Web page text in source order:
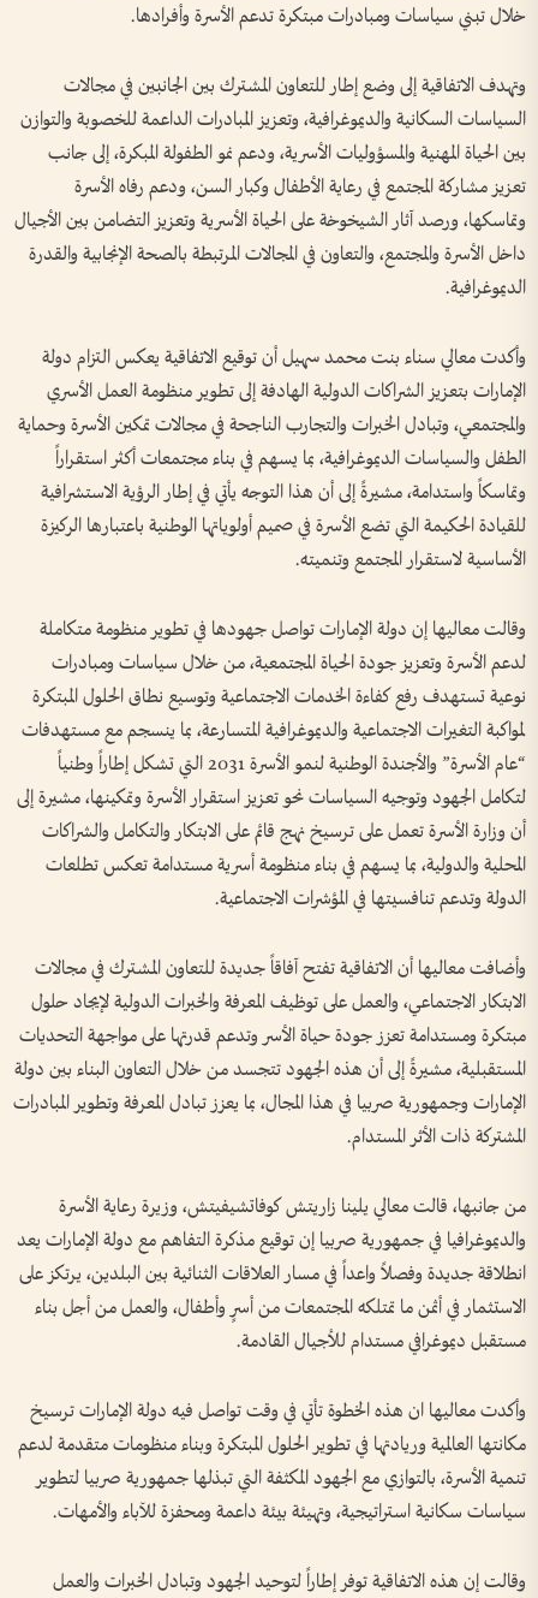
خلال تبني سياسات ومبادرات مبتكرة تدعم الأسرة وأفرادها.
وتهدف الاتفاقية إلى وضع إطار للتعاون المشترك بين الجانبين في مجالات
السياسات السكانية والديموغرافية، وتعزيز المبادرات الداعمة للخصوبة والتوازن
بين الحياة المهنية والمسؤوليات الأسرية، ودعم نمو الطفولة المبكرة، إلى جانب
تعزيز مشاركة المجتمع في رعاية الأطفال وكبار السن، ودعم رفاه الأسرة
وتماسكها، ورصد آثار الشيخوخة على الحياة الأسرية وتعزيز التضامن بين الأجيال
داخل الأسرة والمجتمع، والتعاون في المجالات المرتبطة بالصحة الإنجابية والقدرة
الديموغرافية.
وأكدت معالي سناء بنت محمد سهيل أن توقيع الاتفاقية يعكس التزام دولة
الإمارات بتعزيز الشراكات الدولية الهادفة إلى تطوير منظومة العمل الأسري
والمجتمعي، وتبادل الخبرات والتجارب الناجحة في مجالات تمكين الأسرة وحماية
الطفل والسياسات الديموغرافية، بما يسهم في بناء مجتمعات أكثر استقراراً
وتماسكاً واستدامة، مشيرةً إلى أن هذا التوجه يأتي في إطار الرؤية الاستشرافية
للقيادة الحكيمة التي تضع الأسرة في صميم أولوياتها الوطنية باعتبارها الركيزة
الأساسية لاستقرار المجتمع وتنميته.
وقالت معاليها إن دولة الإمارات تواصل جهودها في تطوير منظومة متكاملة
لدعم الأسرة وتعزيز جودة الحياة المجتمعية، من خلال سياسات ومبادرات
نوعية تستهدف رفع كفاءة الخدمات الاجتماعية وتوسيع نطاق الحلول المبتكرة
لمواكبة التغيرات الاجتماعية والديموغرافية المتسارعة، بما ينسجم مع مستهدفات
“عام الأسرة” والأجندة الوطنية لنمو الأسرة 2031 التي تشكل إطاراً وطنياً
لتكامل الجهود وتوجيه السياسات نحو تعزيز استقرار الأسرة وتمكينها، مشيرة إلى
أن وزارة الأسرة تعمل على ترسيخ نهج قائم على الابتكار والتكامل والشراكات
المحلية والدولية، بما يسهم في بناء منظومة أسرية مستدامة تعكس تطلعات
الدولة وتدعم تنافسيتها في المؤشرات الاجتماعية.
وأضافت معاليها أن الاتفاقية تفتح آفاقاً جديدة للتعاون المشترك في مجالات
الابتكار الاجتماعي، والعمل على توظيف المعرفة والخبرات الدولية لإيجاد حلول
مبتكرة ومستدامة تعزز جودة حياة الأسر وتدعم قدرتها على مواجهة التحديات
المستقبلية، مشيرةً إلى أن هذه الجهود تتجسد من خلال التعاون البناء بين دولة
الإمارات وجمهورية صربيا في هذا المجال، بما يعزز تبادل المعرفة وتطوير المبادرات
المشتركة ذات الأثر المستدام.
من جانبها، قالت معالي يلينا زاريتش كوفاتشيفيتش، وزيرة رعاية الأسرة
والديموغرافيا في جمهورية صربيا إن توقيع مذكرة التفاهم مع دولة الإمارات يعد
انطلاقة جديدة وفصلاً واعداً في مسار العلاقات الثنائية بين البلدين، يرتكز على
الاستثمار في أثمن ما تمتلكه المجتمعات من أسرٍ وأطفال، والعمل من أجل بناء
مستقبل ديموغرافي مستدام للأجيال القادمة.
وأكدت معاليها ان هذه الخطوة تأتي في وقت تواصل فيه دولة الإمارات ترسيخ
مكانتها العالمية وريادتها في تطوير الحلول المبتكرة وبناء منظومات متقدمة لدعم
تنمية الأسرة، بالتوازي مع الجهود المكثفة التي تبذلها جمهورية صربيا لتطوير
سياسات سكانية استراتيجية، وتهيئة بيئة داعمة ومحفزة للآباء والأمهات.
وقالت إن هذه الاتفاقية توفر إطاراً لتوحيد الجهود وتبادل الخبرات والعمل